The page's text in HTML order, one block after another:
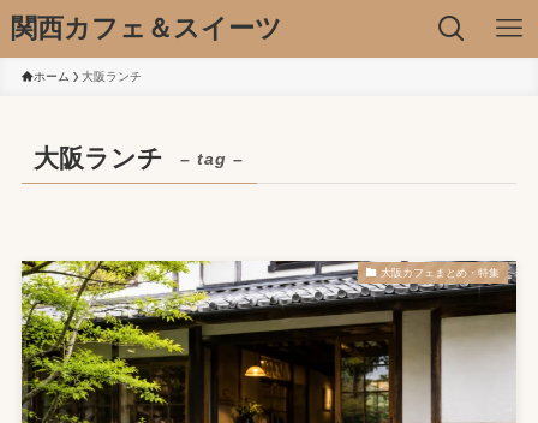
関西カフェ＆スイーツ
ホーム 大阪ランチ
大阪ランチ – tag –
大阪カフェまとめ・特集